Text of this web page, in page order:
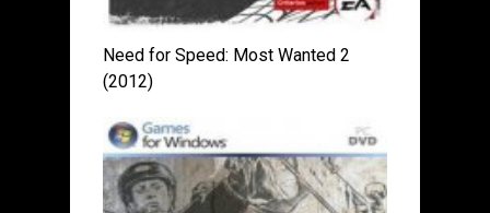
Need for Speed: Most Wanted 2
(2012)